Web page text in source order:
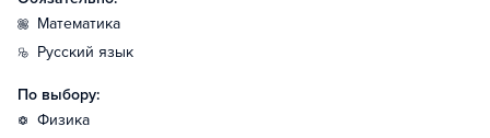
математика
русский язык
По выбору:
физика